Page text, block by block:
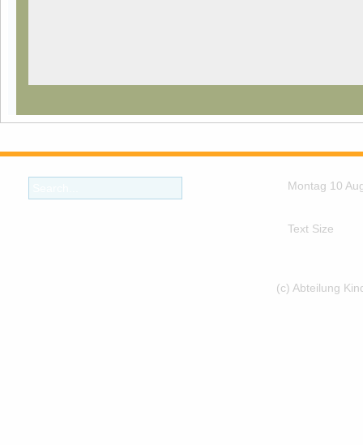
Montag 10
Text Size
(c) Abteilung